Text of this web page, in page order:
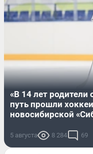
«В 14 лет родители
путь прошли
новосибирской
5 августа 8 284 69